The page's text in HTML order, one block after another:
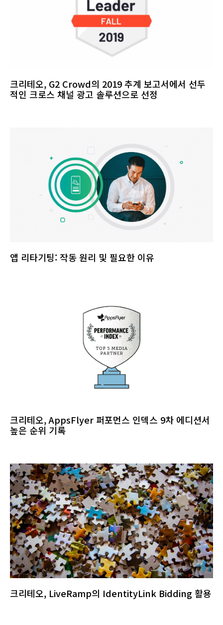
크리테오, G2 Crowd의 2019 추계 보고서에서 선두
적인 크로스 채널 광고 솔루션으로 선정
앱 리타기팅: 작동 원리 및 필요한 이유
크리테오, AppsFlyer 퍼포먼스 인덱스 9차 에디션서
높은 순위 기록
크리테오, LiveRamp의 IdentityLink Bidding 활용